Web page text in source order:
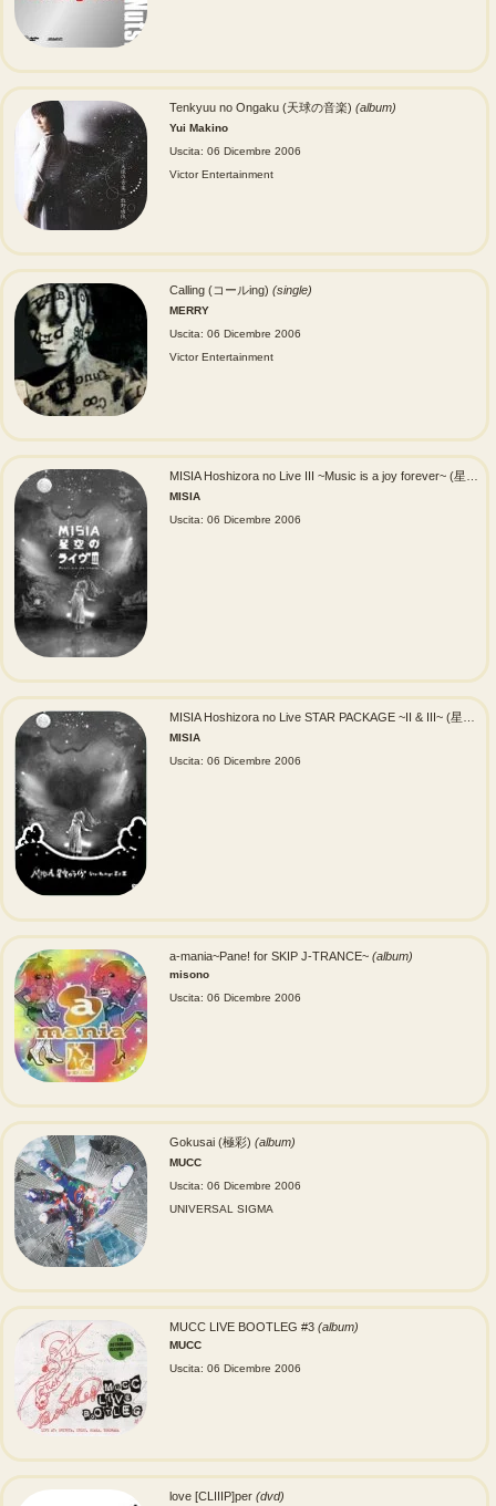
Tenkyuu no Ongaku (天球の音楽) (album)
Yui Makino
Uscita: 06 Dicembre 2006
Victor Entertainment
Calling (コールing) (single)
MERRY
Uscita: 06 Dicembre 2006
Victor Entertainment
MISIA
Uscita: 06 Dicembre 2006
MISIA
Uscita: 06 Dicembre 2006
a-mania~Pane! for SKIP J-TRANCE~ (album)
misono
Uscita: 06 Dicembre 2006
Gokusai (極彩) (album)
MUCC
Uscita: 06 Dicembre 2006
UNIVERSAL SIGMA
MUCC LIVE BOOTLEG #3 (album)
MUCC
Uscita: 06 Dicembre 2006
love [CLIIIP]per (dvd)